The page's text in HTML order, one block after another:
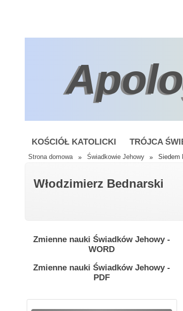
KOŚCIÓŁ KATOLICKI TRÓJCA
Strona domowa » Świadkowie Jehowy » Siedem
Włodzimierz Bednarski
Zmienne nauki Świadków Jehowy -
WORD
Zmienne nauki Świadków Jehowy -
PDF